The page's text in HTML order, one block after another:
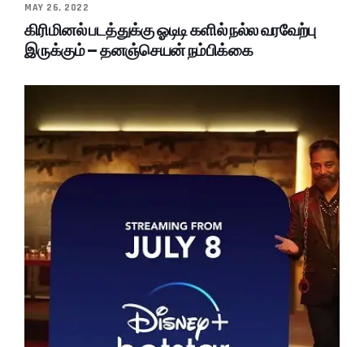
MAY 26, 2022
கிரிமினல் படத்துக்கு ஓடிடி களில் நல்ல வரவேற்பு
இருக்கும் – தனஞ்செயன் நம்பிக்கை